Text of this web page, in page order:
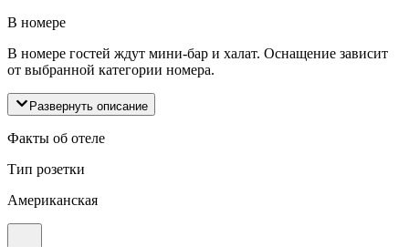
В номере
В номере гостей ждут мини-бар и халат. Оснащение зависит
от выбранной категории номера.
Развернуть описание
Факты об отеле
Тип розетки
Американская